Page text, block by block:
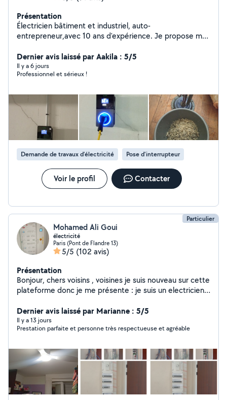
Présentation
Électricien bâtiment et industriel, auto-
entrepreneur,avec 10 ans d'expérience. Je propose mes
dépannage, installation, rénovation, mise aux normes,
éclairage et bricolage et installation vidéo surveillance
Dernier avis laissé par Aakila : 5/5
Il y a 6 jours
Professionnel et sérieux !
Demande de travaux d’électricité Pose d'interrupteur
Voir le profil Contacter
Particulier
Mohamed Ali Goui
électricité
Paris (Pont de Flandre 13)
5/5 (102 avis)
Présentation
Bonjour, chers voisins , voisines je suis nouveau sur cette
plateforme donc je me présente : je suis un electricien
d'urgence , j ai aussi du expérience dans les petit
bricolage : -pose tringle -pose du miroir ... je suis à votre
disposition avec travail en sécurité ,résultats
ponctuel. et avec un prix correcte cordialement.
Dernier avis laissé par Marianne : 5/5
Il y a 13 jours
Prestation parfaite et personne très respectueuse et agréable